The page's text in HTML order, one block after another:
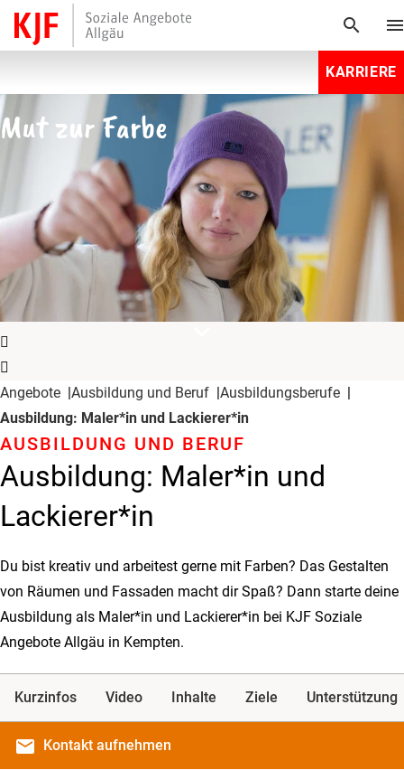
search
KARRIERE
Mut zur Farbe
expand_more
Angebote Ausbildung und Beruf
Ausbildungsberufe
Ausbildung: Maler*in und Lackierer*in
Ausbildung: Maler*in und
Lackierer*in
AUSBILDUNG UND BERUF
Du bist kreativ und arbeitest gerne mit Farben? Das Gestalten
von Räumen und Fassaden macht dir Spaß? Dann starte deine
Ausbildung als Maler*in und Lackierer*in bei KJF Soziale
Angebote Allgäu in Kempten.
Kurzinfos Video Inhalte Ziele Unterstützung
email Kontakt aufnehmen